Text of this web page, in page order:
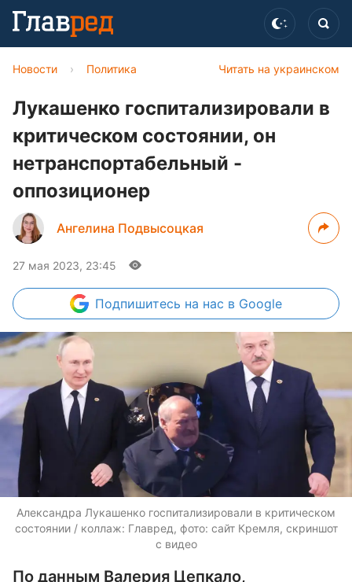
Читать на украинском
Новости › Политика
Лукашенко госпитализировали в
критическом состоянии, он
нетранспортабельный -
оппозиционер
Ангелина Подвысоцкая
27 мая 2023, 23:45
Подпишитесь на нас в Google
Александра Лукашенко госпитализировали в критическом
состоянии / коллаж: Главред, фото: сайт Кремля, скриншот
с видео
По данным Валерия Цепкало,